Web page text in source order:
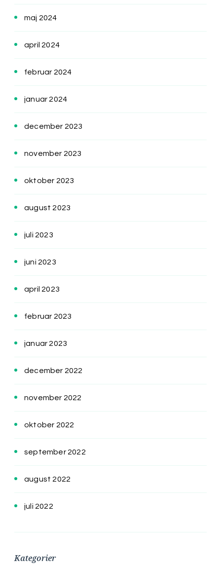
maj 2024
april 2024
februar 2024
januar 2024
december 2023
november 2023
oktober 2023
august 2023
juli 2023
juni 2023
april 2023
februar 2023
januar 2023
december 2022
november 2022
oktober 2022
september 2022
august 2022
juli 2022
Kategorier